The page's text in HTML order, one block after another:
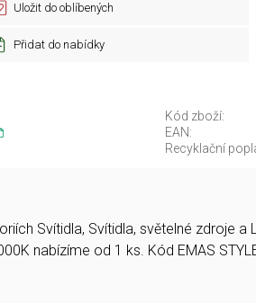
Uložit do oblíbených
Přidat do nabídky
Kód zboží:
EAN:
Recyklační
Svítidla, Svítidla, světelné zdroje
nabízíme od 1 ks. Kód EMAS